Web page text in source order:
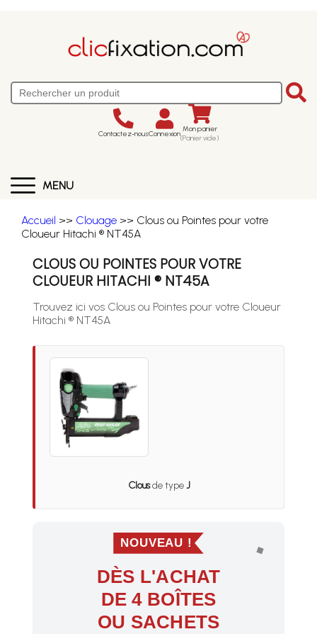
Contactez-nousConnexion Mon panier
(Panier vide)
MENU
Accueil >> Clouage >> Clous ou Pointes pour votre
Cloueur Hitachi ® NT45A
CLOUS OU POINTES POUR VOTRE
CLOUEUR HITACHI ® NT45A
Trouvez ici vos Clous ou Pointes pour votre Cloueur
Hitachi ® NT45A
Clousde typeJ
NOUVEAU !
DÈS L'ACHAT
DE 4 BOÎTES
OU SACHETS